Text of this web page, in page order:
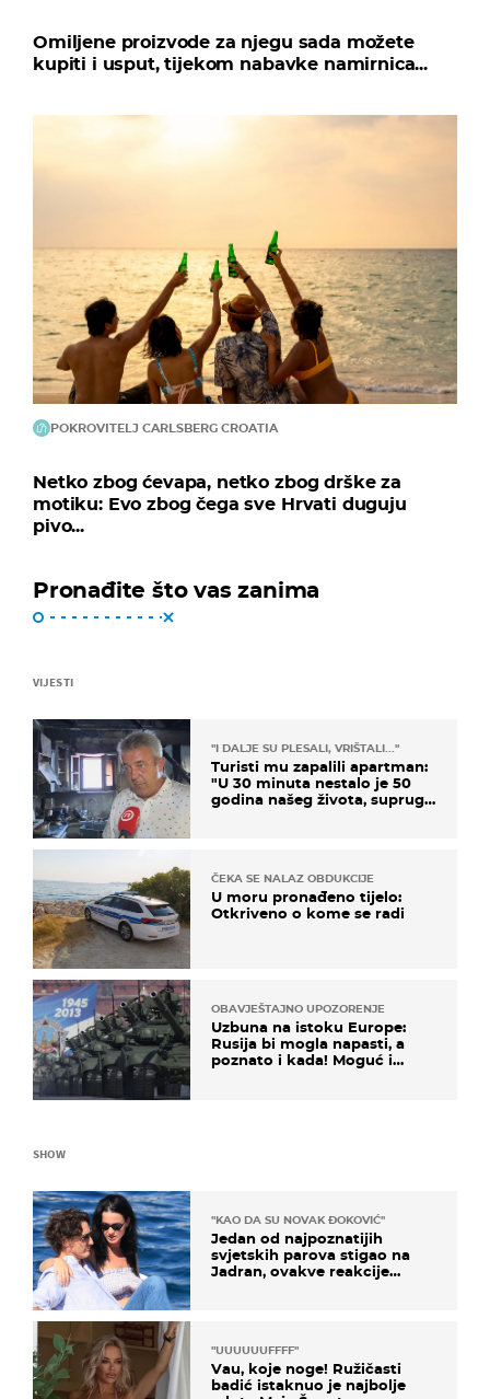
Omiljene proizvode za njegu sada možete
kupiti i usput, tijekom nabavke namirnica...
POKROVITELJ CARLSBERG CROATIA
Netko zbog ćevapa, netko zbog drške za
motiku: Evo zbog čega sve Hrvati duguju
pivo...
Pronađite što vas zanima
VIJESTI
"I DALJE SU PLESALI, VRIŠTALI..."
Turisti mu zapalili apartman:
"U 30 minuta nestalo je 50
godina našeg života, supruga
ČEKA SE NALAZ OBDUKCIJE
U moru pronađeno tijelo:
Otkriveno o kome se radi
OBAVJEŠTAJNO UPOZORENJE
Uzbuna na istoku Europe:
Rusija bi mogla napasti, a
poznato i kada! Moguć i
SHOW
"KAO DA SU NOVAK ĐOKOVIĆ"
Jedan od najpoznatijih
svjetskih parova stigao na
Jadran, ovakve reakcije
"UUUUUUFFFF"
Vau, koje noge! Ružičasti
badić istaknuo je najbolje